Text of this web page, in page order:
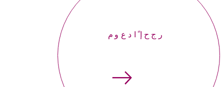
إحجر موعداً